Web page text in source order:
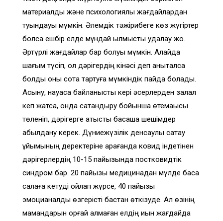
материалдық және психологиялық жағдайлардан
туындауы мүмкін. Әлемдік тәжірибеге көз жүгіртер
болсақ ешбір елде мұндай қылмыстық қудалау жоқ.
Әртүрлі жағдайлар бар болуы мүмкін. Алайда
шағым түсіп, ол дәрігердің кінәсі деп анықталса
болды оны сотқа тартуға мүмкіндік пайда болады.
Асқыну, науқасқа байланысты кері әсерлерден залал
кеп жатса, онда сақтандыру бойынша өтемақысы
төленіп, дәрігерге қатысты басқаша шешімдер
қабылдану керек. Дүниежүзілік денсаулық сақтау
ұйымының деректеріне қарағанда ковид індетінен
дәрігерлердің 10-15 пайызында постковидтік
синдром бар. 20 пайызы медицинадан мүлде басқа
салаға кетуді ойлап жүрсе, 40 пайызы
эмоцианалдық өзгерісті бастан өткізуде. Ал өзінің
мамандарын қорғай алмаған елдің қиын жағдайда